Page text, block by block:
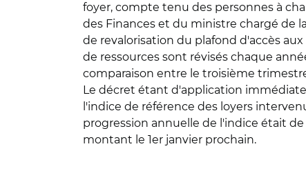
foyer, compte tenu des personnes à
des Finances et du ministre chargé de
de revalorisation du plafond d'accès
de ressources sont révisés chaque
comparaison entre le troisième
Le décret étant d'application immédiate,
l'indice de référence des loyers
progression annuelle de l'indice était
montant le 1er janvier prochain.